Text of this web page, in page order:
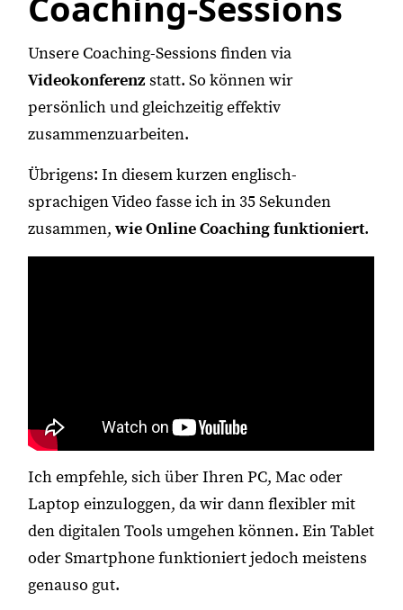
Unsere Coaching-Sessions finden via
Videokonferenzstatt. So können wir
persönlich und gleichzeitig effektiv
zusammenzuarbeiten.
Übrigens: In diesem kurzen englisch-
sprachigen Video fasse ich in 35 Sekunden
zusammen,wie Online Coaching funktioniert.
Ich empfehle, sich über Ihren PC, Mac oder
Laptop einzuloggen, da wir dann flexibler mit
den digitalen Tools umgehen können. Ein Tablet
oder Smartphone funktioniert jedoch meistens
genauso gut.